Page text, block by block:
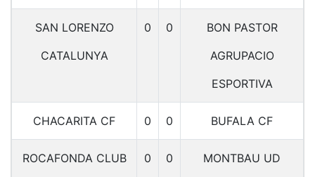
SAN LORENZO
CATALUNYA
0 0
BON PASTOR
AGRUPACIO
ESPORTIVA
CHACARITA CF 0 0 BUFALA CF
ROCAFONDA CLUB
0 0 MONTBAU UD